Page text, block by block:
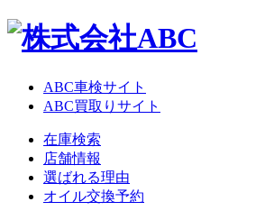
ABC車検サイト
ABC買取りサイト
在庫検索
店舗情報
選ばれる理由
オイル交換予約